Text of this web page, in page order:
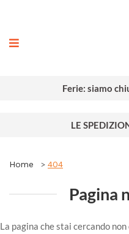
Ferie: siamo
LE
Home 404
Pagina
La pagina che stai cercando